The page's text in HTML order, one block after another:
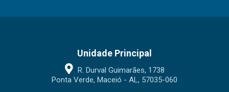
Unidade Principal
R. Durval Guimarães, 1738
Ponta Verde, Maceió - AL, 57035-060